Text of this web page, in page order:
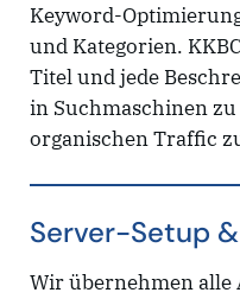
Keyword-
und Kategorien.
Titel und jede
in Suchmaschinen
organischen Traffic
Server-Setup
Wir übernehmen alle